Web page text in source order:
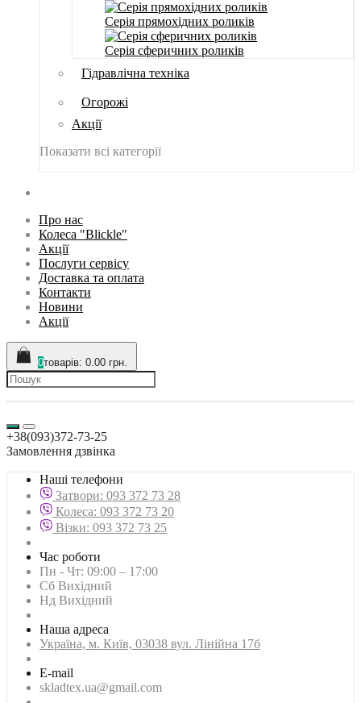
Серія прямохідних роликів
Серія сферичних роликів
Гідравлічна техніка
Огорожі
Акції
Показати всі категорії
Про нас
Колеса "Blickle"
Акції
Послуги сервісу
Доставка та оплата
Контакти
Новини
Акції
0товарів: 0.00 грн.
+38(093)372-73-25
Замовлення дзвінка
Наші телефони
Затвори: 093 372 73 28
Колеса: 093 372 73 20
Візки: 093 372 73 25
Час роботи
Пн - Чт: 09:00 – 17:00
Сб Вихідний
Нд Вихідний
Наша адреса
Українa, м. Київ, 03038 вул. Лінійна 17б
E-mail
skladtex.ua@gmail.com